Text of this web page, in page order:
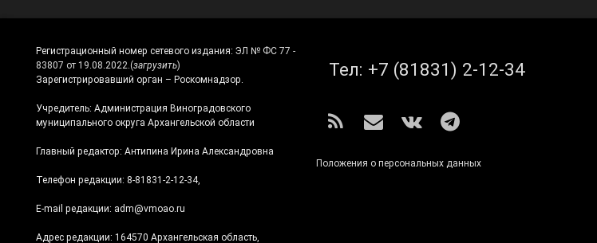
Регистрационный номер сетевого издания: ЭЛ № ФС 77 -
83807 от 19.08.2022.(загрузить)
Зарегистрировавший орган – Роскомнадзор.
Учредитель: Администрация Виноградовского
муниципального округа Архангельской области
Главный редактор: Антипина Ирина Александровна
Телефон редакции: 8-81831-2-12-34,
E-mail редакции: adm@vmoao.ru
Адрес редакции: 164570 Архангельская область,
Тел: +7 (81831) 2-12-34
RSS E-mailВКонтакте
Telegram
Положения о персональных данных